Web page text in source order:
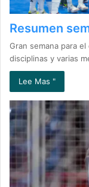
Resumen
Gran semana para
disciplinas y varias
Lee Mas "